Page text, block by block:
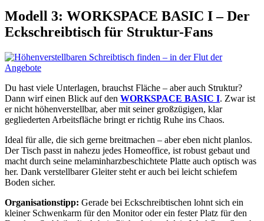
Modell 3: WORKSPACE BASIC I – Der
Eckschreibtisch für Struktur-Fans
Du hast viele Unterlagen, brauchst Fläche – aber auch Struktur?
Dann wirf einen Blick auf den WORKSPACE BASIC I. Zwar ist
er nicht höhenverstellbar, aber mit seiner großzügigen, klar
gegliederten Arbeitsfläche bringt er richtig Ruhe ins Chaos.
Ideal für alle, die sich gerne breitmachen – aber eben nicht planlos.
Der Tisch passt in nahezu jedes Homeoffice, ist robust gebaut und
macht durch seine melaminharzbeschichtete Platte auch optisch was
her. Dank verstellbarer Gleiter steht er auch bei leicht schiefem
Boden sicher.
Organisationstipp: Gerade bei Eckschreibtischen lohnt sich ein
kleiner Schwenkarm für den Monitor oder ein fester Platz für den